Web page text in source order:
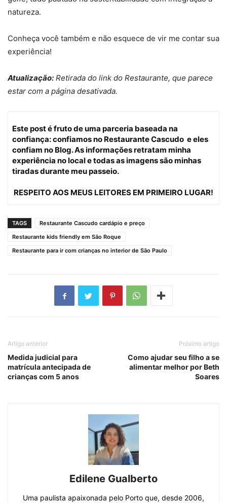
natureza.
Conheça você também e não esquece de vir me contar sua
experiência!
Atualização: Retirada do link do Restaurante, que parece
estar com a página desativada.
Este post é fruto de uma parceria baseada na
confiança: confiamos no Restaurante Cascudo e eles
confiam no Blog. As informações retratam minha
experiência no local e todas as imagens são minhas
tiradas durante meu passeio.
RESPEITO AOS MEUS LEITORES EM PRIMEIRO LUGAR!
TAGS
Restaurante Cascudo cardápio e preço
Restaurante kids friendly em São Roque
Restaurante para ir com crianças no interior de São Paulo
Artigo anterior
Medida judicial para
matrícula antecipada de
crianças com 5 anos
Próximo artigo
Como ajudar seu filho a se
alimentar melhor por Beth
Soares
Edilene Gualberto
Uma paulista apaixonada pelo Porto que, desde 2006,